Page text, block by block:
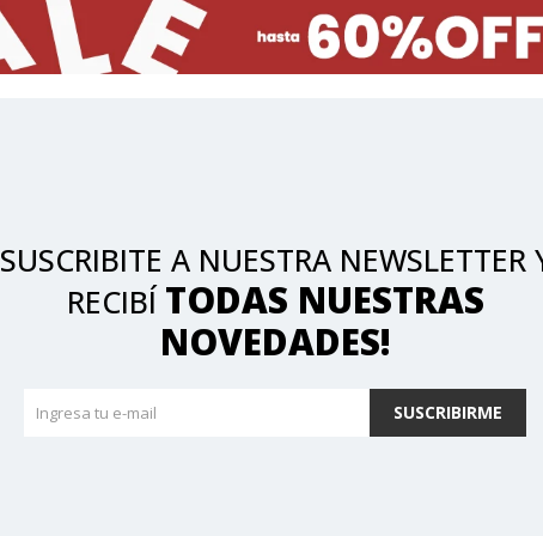
SUSCRIBITE A NUESTRA NEWSLETTER
RECIBÍ TODAS NUESTRAS
NOVEDADES!
SUSCRIBIRME